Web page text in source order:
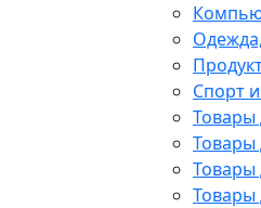
Спорт
Товары
Товары
Товары
Товары